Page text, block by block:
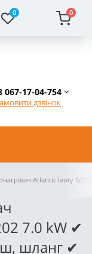
0 0
067-17-04-754
дзвінок
Atlantic Ivory
7.0 kW ✔
шланг ✔